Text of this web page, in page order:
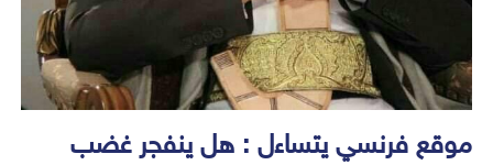
موقع فرنسي يتساءل : هل ينفجر غضب